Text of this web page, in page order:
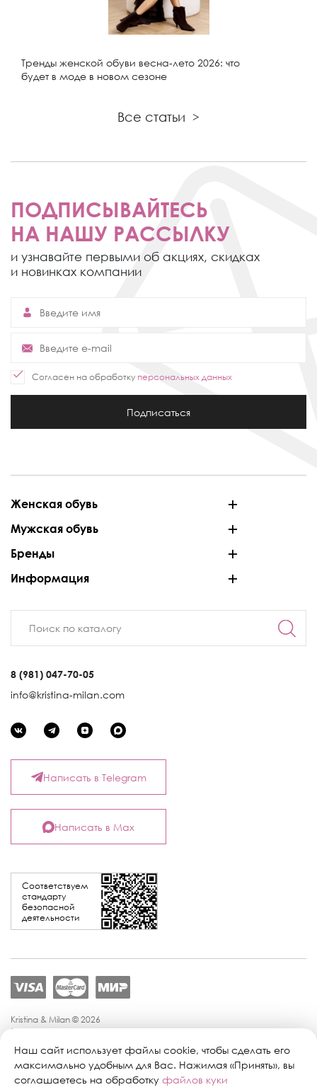
Тренды женской обуви весна-лето 2026: что
будет в моде в новом сезоне
Все статьи >
ПОДПИСЫВАЙТЕСЬ
НА НАШУ РАССЫЛКУ
и узнавайте первыми об акциях, скидках
и новинках компании
Согласен на обработку персональных данных
Подписаться
Женская обувь
Мужская обувь
Бренды
Информация
8 (981) 047-70-05
info@kristina-milan.com
Соответствуем
стандарту
безопасной
деятельности
Написать в Telegram
Написать в Max
Kristina & Milan © 2026
Политика конфиденциальности
Политика обработки персональных данных
Публичная оферта
Персональные настройки файлов cookie
Наш сайт использует файлы cookie, чтобы сделать его
максимально удобным для Вас. Нажимая «Принять», вы
соглашаетесь на обработку файлов куки